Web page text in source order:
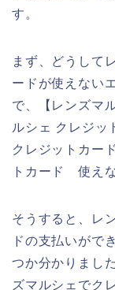
す。
まず、どうして
ードが使えない
で、【レンズマ
ルシェ クレジ
クレジットカー
トカード 使え
そうすると、レ
ドの支払いがで
つか分かりまし
ズマルシェでク